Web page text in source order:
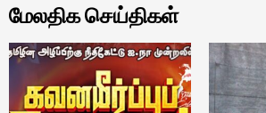
மேலதிக செய்திகள்